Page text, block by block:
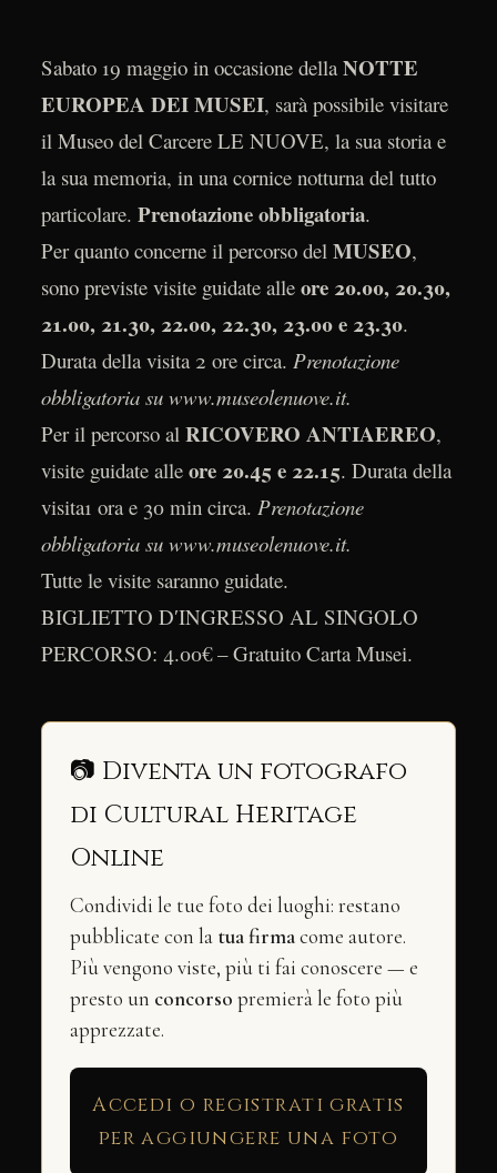
Sabato 19 maggio in occasione della NOTTE
EUROPEA DEI MUSEI, sarà possibile visitare
il Museo del Carcere LE NUOVE, la sua storia e
la sua memoria, in una cornice notturna del tutto
particolare. Prenotazione obbligatoria.
Per quanto concerne il percorso del MUSEO,
sono previste visite guidate alle ore 20.00, 20.30,
21.00, 21.30, 22.00, 22.30, 23.00 e 23.30.
Durata della visita 2 ore circa. Prenotazione
obbligatoria su www.museolenuove.it.
Per il percorso al RICOVERO ANTIAEREO,
visite guidate alle ore 20.45 e 22.15. Durata della
visita1 ora e 30 min circa. Prenotazione
obbligatoria su www.museolenuove.it.
Tutte le visite saranno guidate.
BIGLIETTO D′INGRESSO AL SINGOLO
PERCORSO: 4.00€ – Gratuito Carta Musei.
📷 Diventa un fotografo
di Cultural Heritage
Online
Condividi le tue foto dei luoghi: restano
pubblicate con la tua firmacome autore.
Più vengono viste, più ti fai conoscere — e
presto un concorso premierà le foto più
apprezzate.
Accedi o registrati gratis
per aggiungere una foto